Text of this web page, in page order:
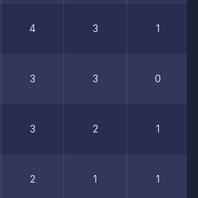
4 3 1
3 3 0
3 2 1
2 1 1